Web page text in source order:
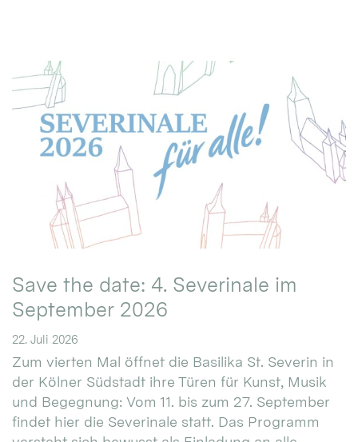
Save the date: 4. Severinale im
September 2026
22. Juli 2026
Zum vierten Mal öffnet die Basilika St. Severin in
der Kölner Südstadt ihre Türen für Kunst, Musik
und Begegnung: Vom 11. bis zum 27. September
findet hier die Severinale statt. Das Programm